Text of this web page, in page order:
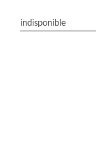
indisponible